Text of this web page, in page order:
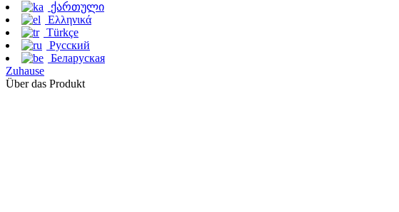
ქართული
Ελληνικά
Türkçe
Русский
Беларуская
Zuhause
Über das Produkt